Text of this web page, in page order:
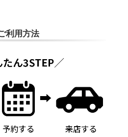
利用方法